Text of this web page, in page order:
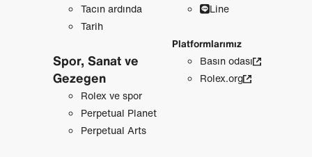
Tacın ardında
Tarih
Spor, Sanat ve
Gezegen
Rolex ve spor
Perpetual Planet
Perpetual Arts
Line
Platformlarımız
Basın odası
Rolex.org